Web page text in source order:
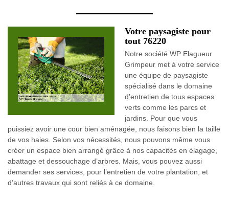
Votre paysagiste pour
tout 76220
Notre société WP Elagueur
Grimpeur met à votre service
une équipe de paysagiste
spécialisé dans le domaine
d’entretien de tous espaces
verts comme les parcs et
jardins. Pour que vous
puissiez avoir une cour bien aménagée, nous faisons bien la taille
de vos haies. Selon vos nécessités, nous pouvons même vous
créer un espace bien arrangé grâce à nos capacités en élagage,
abattage et dessouchage d’arbres. Mais, vous pouvez aussi
demander ses services, pour l’entretien de votre plantation, et
d’autres travaux qui sont reliés à ce domaine.